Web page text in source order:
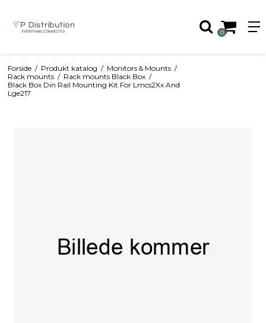
0
Forside / Produkt katalog / Monitors & Mounts /
Rack mounts / Rack mounts Black Box /
Black Box Din Rail Mounting Kit For Lmcs2Xx And
Lge217